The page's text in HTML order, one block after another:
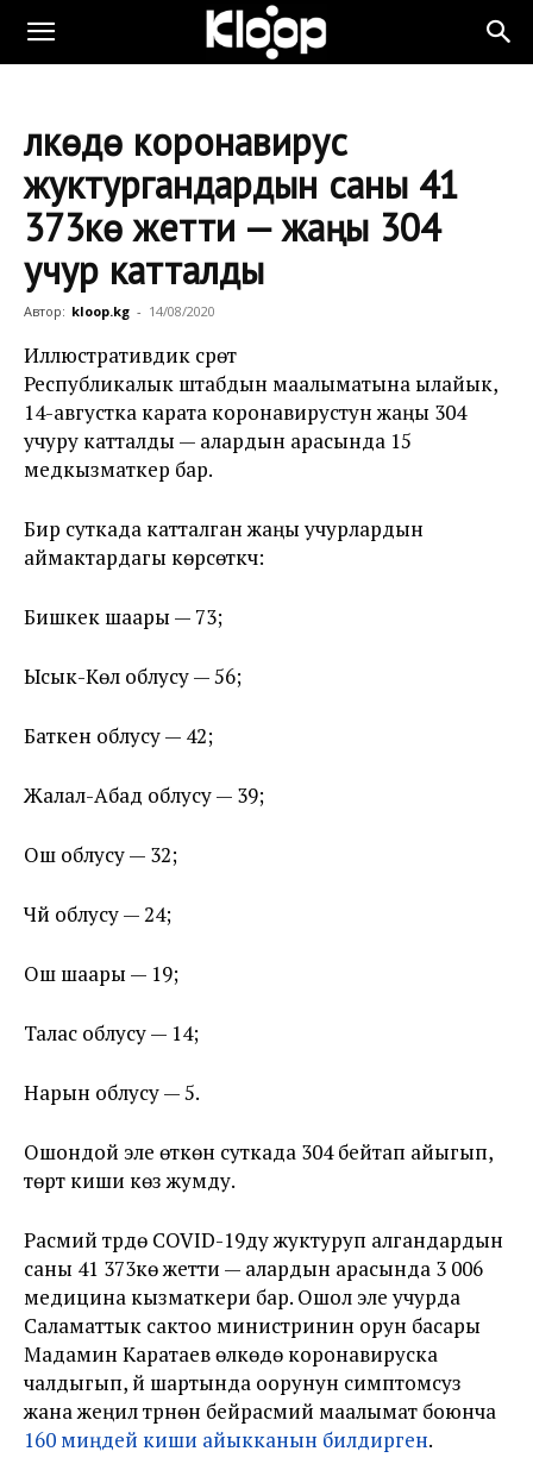
Өлкөдө коронавирус
жуктургандардын саны 41
373кө жетти — жаңы 304
учур катталды
Автор: kloop.kg - 14/08/2020
Иллюстративдик сүрөт
Республикалык штабдын маалыматына ылайык,
14-августка карата коронавирустун жаңы 304
учуру катталды — алардын арасында 15
медкызматкер бар.
Бир суткада катталган жаңы учурлардын
аймактардагы көрсөткүчү:
Бишкек шаары — 73;
Ысык-Көл облусу — 56;
Баткен облусу — 42;
Жалал-Абад облусу — 39;
Ош облусу — 32;
Чүй облусу — 24;
Ош шаары — 19;
Талас облусу — 14;
Нарын облусу — 5.
Ошондой эле өткөн суткада 304 бейтап айыгып,
төрт киши көз жумду.
Расмий түрдө COVID-19ду жуктуруп алгандардын
саны 41 373кө жетти — алардын арасында 3 006
медицина кызматкери бар. Ошол эле учурда
Саламаттык сактоо министринин орун басары
Мадамин Каратаев өлкөдө коронавируска
чалдыгып, үй шартында оорунун симптомсуз
жана жеңил түрүнөн бейрасмий маалымат боюнча
160 миңдей киши айыкканын билдирген.